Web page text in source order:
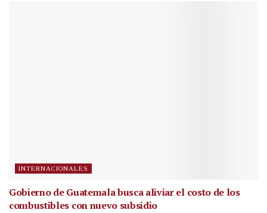
INTERNACIONALES
Gobierno de Guatemala busca aliviar el costo de los
combustibles con nuevo subsidio